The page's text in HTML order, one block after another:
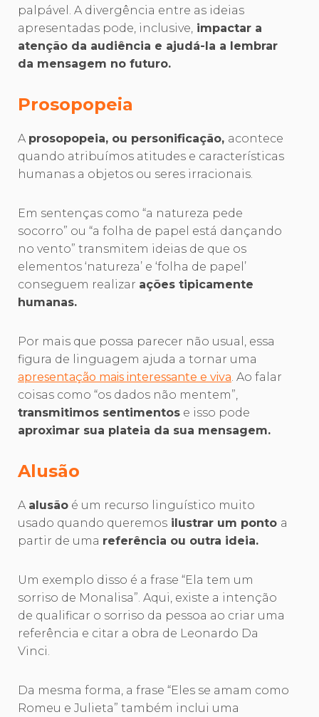
palpável. A divergência entre as ideias
apresentadas pode, inclusive, impactar a
atenção da audiência e ajudá-la a lembrar
da mensagem no futuro.
Prosopopeia
A prosopopeia, ou personificação, acontece
quando atribuímos atitudes e características
humanas a objetos ou seres irracionais.
Em sentenças como “a natureza pede
socorro” ou “a folha de papel está dançando
no vento” transmitem ideias de que os
elementos ‘natureza’ e ‘folha de papel’
conseguem realizar ações tipicamente
humanas.
Por mais que possa parecer não usual, essa
figura de linguagem ajuda a tornar uma
apresentação mais interessante e viva. Ao falar
coisas como “os dados não mentem”,
transmitimos sentimentos e isso pode
aproximar sua plateia da sua mensagem.
Alusão
A alusão é um recurso linguístico muito
usado quando queremos ilustrar um ponto a
partir de uma referência ou outra ideia.
Um exemplo disso é a frase “Ela tem um
sorriso de Monalisa”. Aqui, existe a intenção
de qualificar o sorriso da pessoa ao criar uma
referência e citar a obra de Leonardo Da
Vinci.
Da mesma forma, a frase “Eles se amam como
Romeu e Julieta” também inclui uma